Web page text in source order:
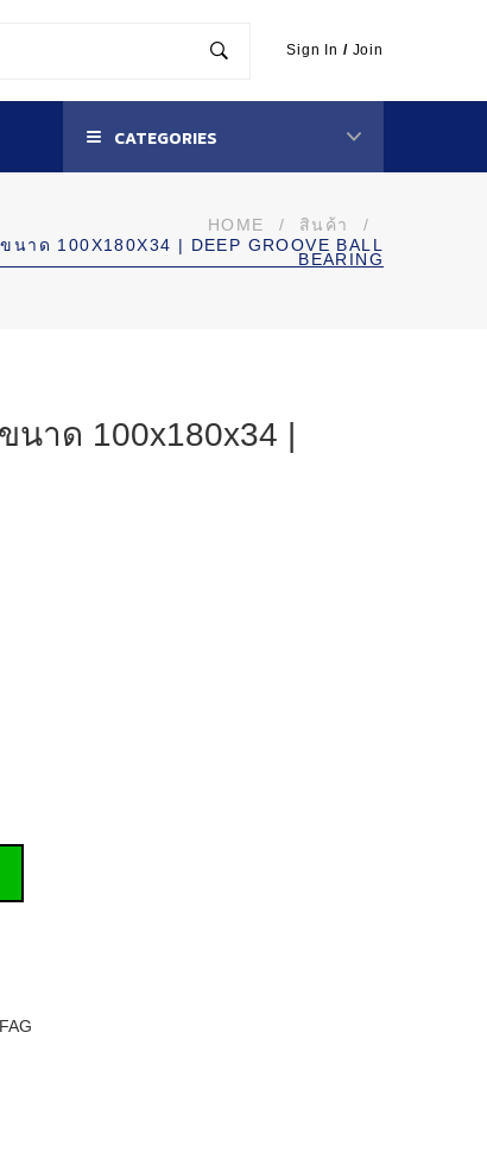
Sign In / Join
CATEGORIES
HOME / สินค้า
/
าด 100X180X34 | DEEP GROOVE BALL
BEARING
นาด 100x180x34 |
FAG